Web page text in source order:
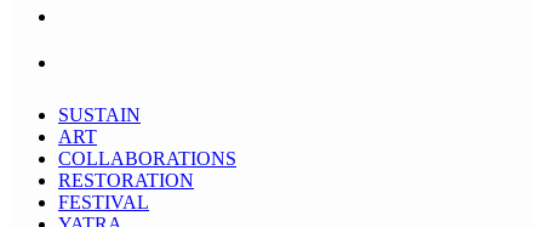
SUSTAIN
ART
COLLABORATIONS
RESTORATION
FESTIVAL